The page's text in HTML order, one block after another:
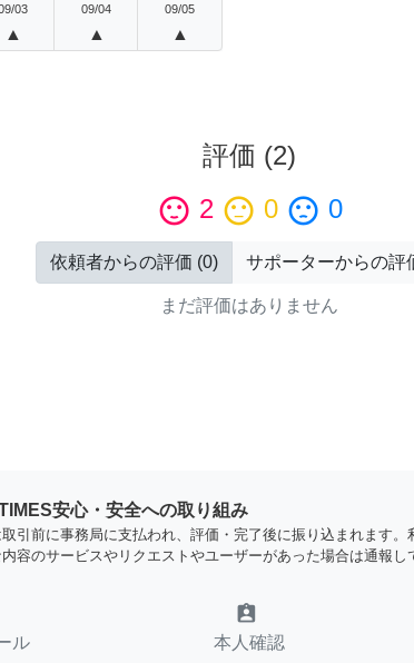
03
▲
09/04
▲
09/05
▲
評価 (2)
sentiment_satisfied 2 sentiment_neutral 0 sentiment_dissatisfied 0
依頼者からの評価 (0) サポーターからの評
まだ評価はありません
安心・安全への取り組み
引前に事務局に支払われ、評価・完了後に振り込まれます。
容のサービスやリクエストやユーザーがあった場合は通報し
ル
assignment_ind
本人確認